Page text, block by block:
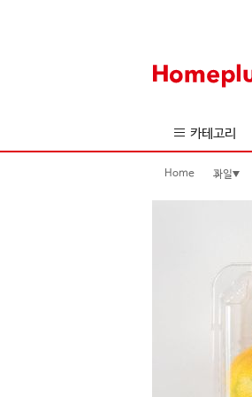
카테고리
Home 과일